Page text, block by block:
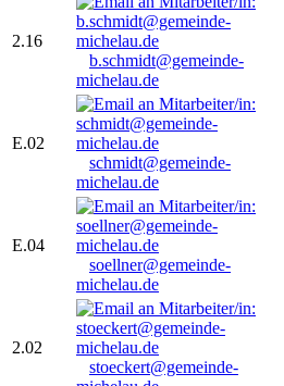
2.16
b.schmidt@gemeinde-
michelau.de
E.02
schmidt@gemeinde-
michelau.de
E.04
soellner@gemeinde-
michelau.de
2.02
stoeckert@gemeinde-